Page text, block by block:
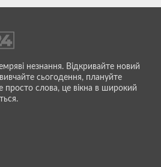
незнання. Відкривайте новий
сьогодення, плануйте
слова, це вікна в широкий